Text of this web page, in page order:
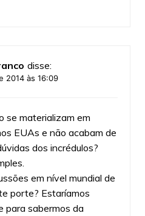
disse:
2014 às 16:09
se materializam em
EUAs e não acabam de
dos incrédulos?
em nível mundial de
porte? Estaríamos
para sabermos da